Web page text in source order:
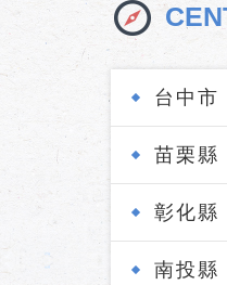
台中市
苗栗縣
彰化縣
南投縣